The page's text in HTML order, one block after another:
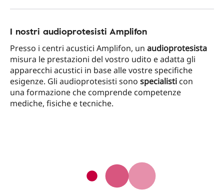
I nostri audioprotesisti Amplifon
Presso i centri acustici Amplifon, un audioprotesista
misura le prestazioni del vostro udito e adatta gli
apparecchi acustici in base alle vostre specifiche
esigenze. Gli audioprotesisti sono specialisti con
una formazione che comprende competenze
mediche, fisiche e tecniche.